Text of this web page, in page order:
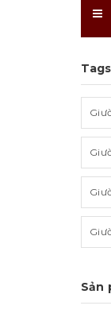
Tags
Sản